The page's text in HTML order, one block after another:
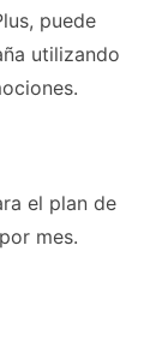
puede
utilizando
el plan de
mes.